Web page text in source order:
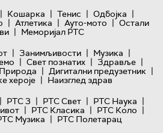
| Кошарка | Тенис | Одбојка |
| Атлетика | Ауто-мото | Остали
| Меморијал РТС
| Занимљивости | Музика |
| Свет познатих | Здравље |
Природа | Дигитални предузетник |
хероје | Наизглед здрав
| РТС 3 | РТС Свет | РТС Наука |
| РТС Класика | РТС Коло |
Музика | РТС Полетарац